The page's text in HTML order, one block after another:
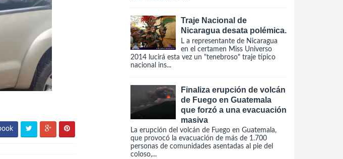
Traje Nacional de
Nicaragua desata polémica.
L a representante de Nicaragua
en el certamen Miss Universo
2014 lucirá esta vez un "tenebroso" traje típico
nacional ins...
Finaliza erupción de volcán
de Fuego en Guatemala
que forzó a una evacuación
masiva
La erupción del volcán de Fuego en Guatemala,
que provocó la evacuación de más de 1.700
personas de comunidades asentadas al pie del
coloso,...